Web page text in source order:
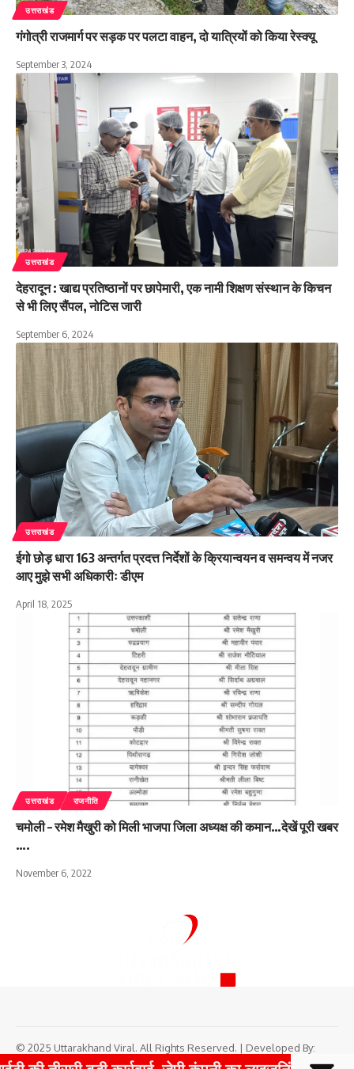
उत्तराखंड
गंगोत्री राजमार्ग पर सड़क पर पलटा वाहन, दो यात्रियों को किया रेस्क्यू
September 3, 2024
उत्तराखंड
देहरादून : खाद्य प्रतिष्ठानों पर छापेमारी, एक नामी शिक्षण संस्थान के किचन
से भी लिए सैंपल, नोटिस जारी
September 6, 2024
उत्तराखंड
ईगो छोड़ धारा 163 अन्तर्गत प्रदत्त निर्देशों के क्रियान्वयन व समन्वय में नजर
आए मुझे सभी अधिकारीः डीएम
April 18, 2025
उत्तराखंड राजनीति
चमोली – रमेश मैखुरी को मिली भाजपा जिला अध्यक्ष की कमान…देखें पूरी खबर
….
November 6, 2022
© 2025 Uttarakhand Viral. All Rights Reserved. | Developed By:
Tech Yard Labs|Boost Your Website Traffic with TrafficPeak